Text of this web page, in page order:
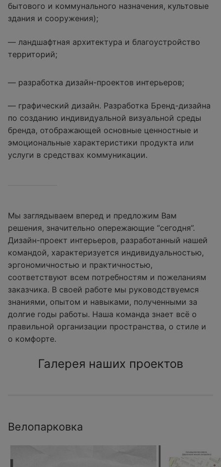
бытового и коммунального назначения, культовые
здания и сооружения);
— ландшафтная архитектура и благоустройство
территорий;
— разработка дизайн-проектов интерьеров;
— графический дизайн. Разработка Бренд-дизайна
по созданию индивидуальной визуальной среды
бренда, отображающей основные ценностные и
эмоциональные характеристики продукта или
услуги в средствах коммуникации.
Мы заглядываем вперед и предложим Вам
решения, значительно опережающие “сегодня”.
Дизайн-проект интерьеров, разработанный нашей
командой, характеризуется индивидуальностью,
эргономичностью и практичностью,
соответствуют всем потребностям и пожеланиям
заказчика. В своей работе мы руководствуемся
знаниями, опытом и навыками, полученными за
долгие годы работы. Наша команда знает всё о
правильной организации пространства, о стиле и
о комфорте.
Галерея наших проектов
Велопарковка